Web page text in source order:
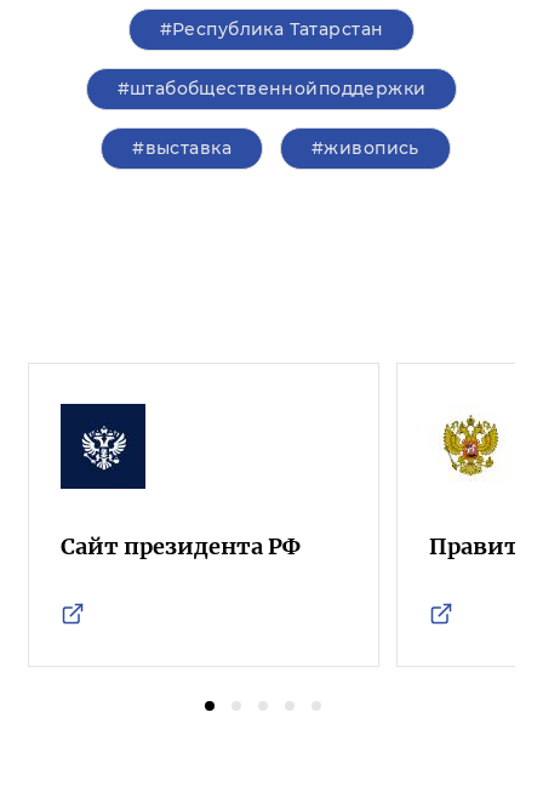
#Республика Татарстан
#штабобщественнойподдержки
#выставка #живопись
Сайт президента РФ